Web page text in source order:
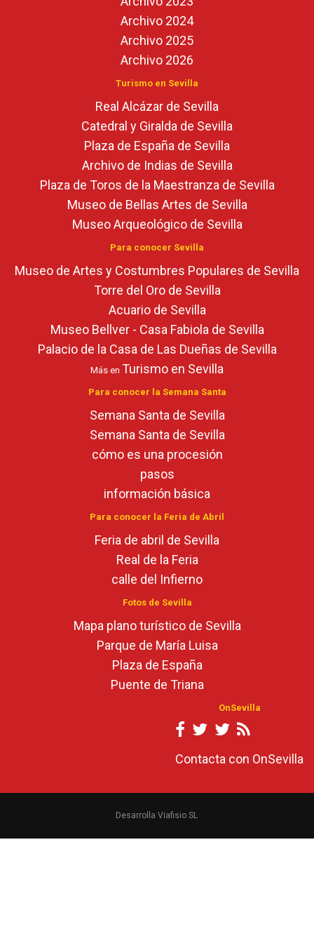
Archivo 2024
Archivo 2025
Archivo 2026
Turismo en Sevilla
Real Alcázar de Sevilla
Catedral y Giralda de Sevilla
Plaza de España de Sevilla
Archivo de Indias de Sevilla
Plaza de Toros de la Maestranza de Sevilla
Museo de Bellas Artes de Sevilla
Museo Arqueológico de Sevilla
Para conocer Sevilla
Museo de Artes y Costumbres Populares de Sevilla
Torre del Oro de Sevilla
Acuario de Sevilla
Museo Bellver - Casa Fabiola de Sevilla
Palacio de la Casa de Las Dueñas de Sevilla
Más en Turismo en Sevilla
Para conocer la Semana Santa
Semana Santa de Sevilla
Semana Santa de Sevilla
cómo es una procesión
pasos
información básica
Para conocer la Feria de Abril
Feria de abril de Sevilla
Real de la Feria
calle del Infierno
Fotos de Sevilla
Mapa plano turístico de Sevilla
Parque de María Luisa
Plaza de España
Puente de Triana
OnSevilla
Contacta con OnSevilla
Desarrolla Viafisio SL